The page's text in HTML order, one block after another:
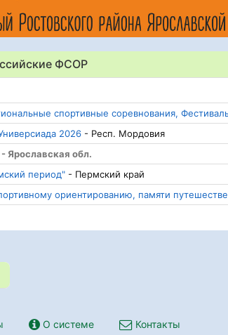
ФСОР
спортивные соревнования,
2026 - Респ. Мордовия
обл.
период" - Пермский край
ориентированию, памяти
О системе Контакты